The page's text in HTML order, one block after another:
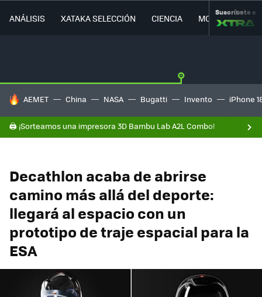
ANÁLISIS XATAKA SELECCIÓN CIENCIA MOVILIDAD
Suscríbete a
HOY SE HABLA DE
AEMET China NASA Bugatti Invento iPhone
🖨️ ¡Sorteamos una impresora 3D Bambu Lab A2L Combo!
Decathlon acaba de abrirse
camino más allá del deporte:
llegará al espacio con un
prototipo de traje espacial para la
ESA